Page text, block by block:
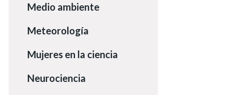
Medio ambiente
Meteorología
Mujeres en la ciencia
Neurociencia